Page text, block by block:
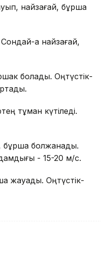
найзағай, бұршақ
ақ найзағай,
болады. Оңтүстік-
тұман күтіледі.
бұршақ болжанады.
- 15-20 м/с.
жауады. Оңтүстік-